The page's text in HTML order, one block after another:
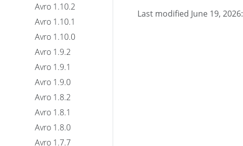
Avro 1.10.2
Avro 1.10.1
Avro 1.10.0
Avro 1.9.2
Avro 1.9.1
Avro 1.9.0
Avro 1.8.2
Avro 1.8.1
Avro 1.8.0
Avro 1.7.7
Last modified June 19, 2026: